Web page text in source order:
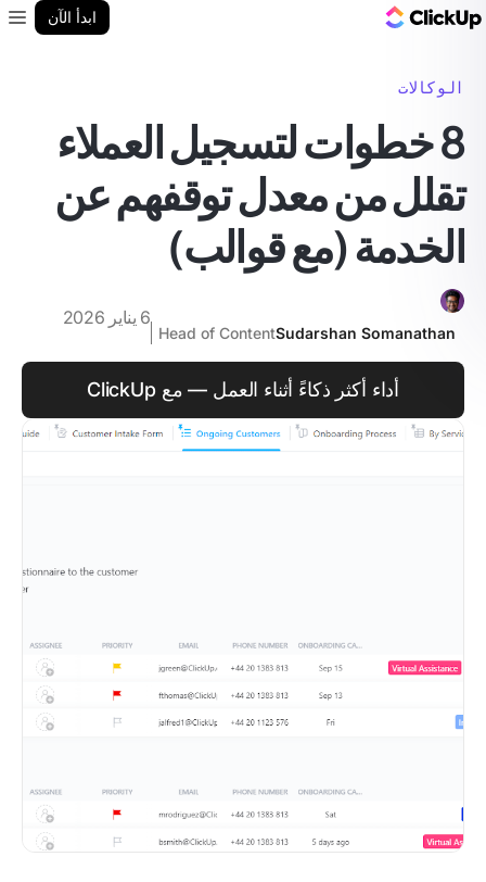
ابدأ الآن
الوكالات
8 خطوات لتسجيل العملاء
تقلل من معدل توقفهم عن
الخدمة (مع قوالب)
Sudarshan Somanathan
Head of Content
6 يناير 2026
أداء أكثر ذكاءً أثناء العمل — مع ClickUp